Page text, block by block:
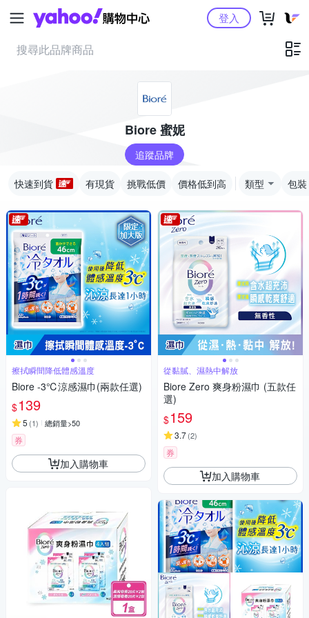
Yahoo購物中心登入
Biore 蜜妮
追蹤品牌
快速到貨 有現貨 挑戰低價 價格低到高 類型 包裝
擦拭瞬間降低體感溫度
Biore -3℃涼感濕巾(兩款任選)
$139
5 (1) 總銷量>50
券
加入購物車
從黏膩、濕熱中解放
Biore Zero 爽身粉濕巾 (五款任
選)
$159
3.7(2)
券
加入購物車